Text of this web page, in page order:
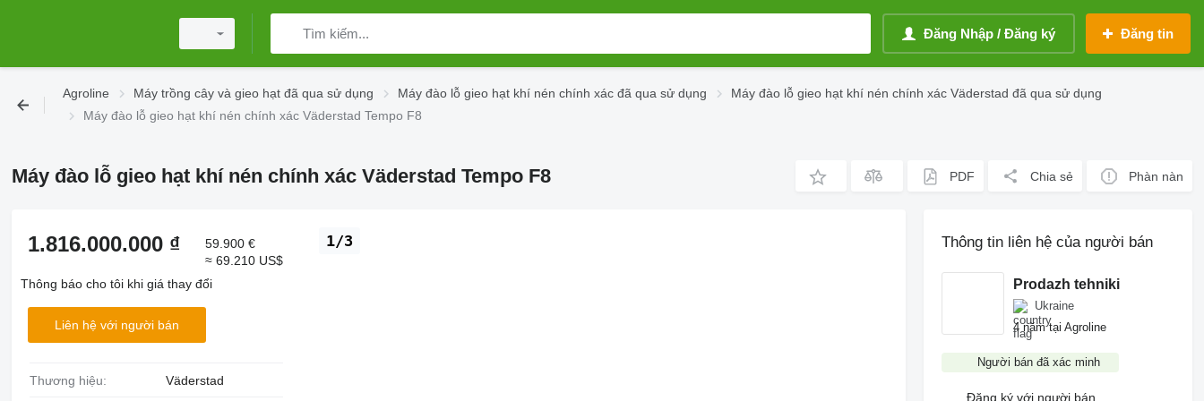
Đăng Nhập / Đăng ký Đăng tin
Agroline Máy trồng cây và gieo hạt đã qua sử dụng Máy đào lỗ gieo hạt khí nén chính xác đã qua sử dụng
Máy đào lỗ gieo hạt khí nén chính xác Väderstad đã qua sử dụng
Máy đào lỗ gieo hạt khí nén chính xác Väderstad Tempo F8
Máy đào lỗ gieo hạt khí nén chính xác Väderstad Tempo F8 PDF Chia sẻ Phàn nàn
1/3
1.816.000.000 ₫
59.900 €
≈ 69.210 US$
Thông báo cho tôi khi giá thay đổi
Liên hệ với người bán
Thương hiệu: Väderstad
Thông tin liên hệ của người bán
Prodazh tehniki
Ukraine
4 năm tại Agroline
Người bán đã xác minh
Đăng ký với người bán